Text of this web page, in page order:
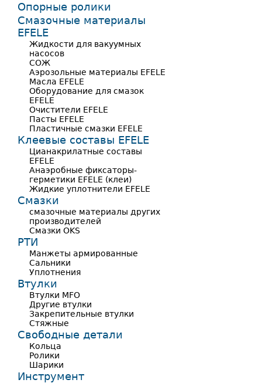
Опорные ролики
Смазочные материалы
EFELE
Жидкости для вакуумных
насосов
СОЖ
Аэрозольные материалы EFELE
Масла EFELE
Оборудование для смазок
EFELE
Очистители EFELE
Пасты EFELE
Пластичные смазки EFELE
Клеевые составы EFELE
Цианакрилатные составы
EFELE
Анаэробные фиксаторы-
герметики EFELE (клеи)
Жидкие уплотнители EFELE
Смазки
смазочные материалы других
производителей
Смазки OKS
РТИ
Манжеты армированные
Сальники
Уплотнения
Втулки
Втулки MFO
Другие втулки
Закрепительные втулки
Стяжные
Свободные детали
Кольца
Ролики
Шарики
Инструмент